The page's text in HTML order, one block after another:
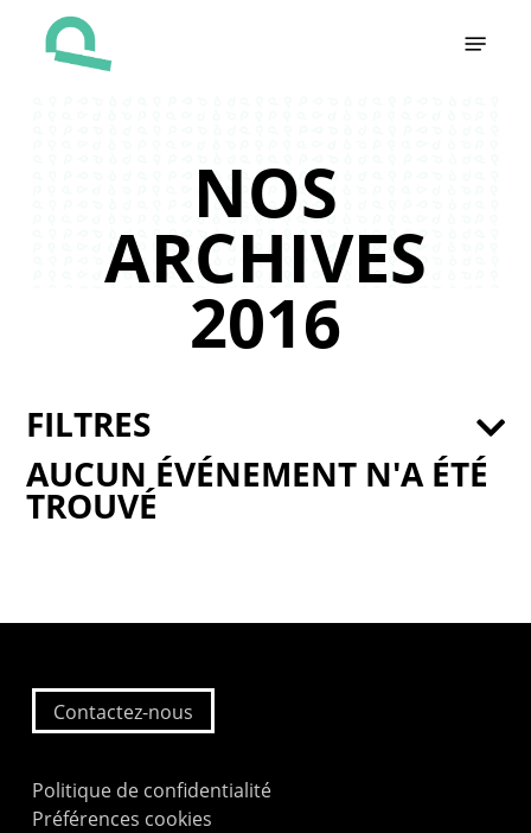
NOS
ARCHIVES
2016
AUCUN ÉVÉNEMENT N'A ÉTÉ
TROUVÉ
FILTRES
Contactez-nous
Politique de confidentialité
Préférences cookies